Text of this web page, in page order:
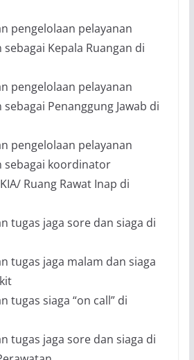
pengelolaan pelayanan
Kepala Ruangan di
pengelolaan pelayanan
Penanggung Jawab di
pengelolaan pelayanan
sebagai koordinator
Ruang Rawat Inap di
tugas jaga sore dan siaga di
tugas jaga malam dan siaga
tugas siaga “on call” di
tugas jaga sore dan siaga di